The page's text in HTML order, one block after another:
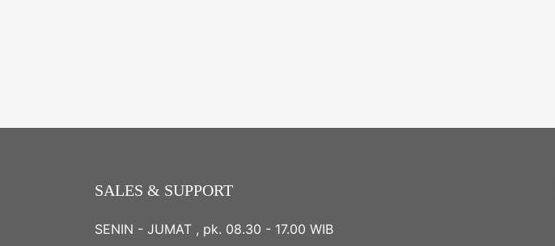
SALES & SUPPORT
SENIN - JUMAT , pk. 08.30 - 17.00 WIB